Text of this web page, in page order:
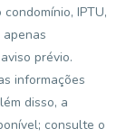
IPTU,
prévio.
informações
disso, a
consulte o